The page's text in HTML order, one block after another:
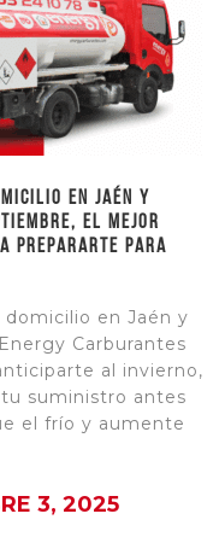
en Jaén y
el mejor
prepararte para
domicilio en Jaén y
Carburantes
al invierno,
suministro antes
el frío y aumente
3, 2025